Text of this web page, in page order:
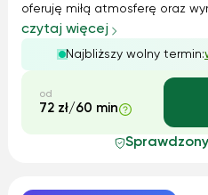
oferuję miłą atmosferę oraz
przekłada się na kontakt z
barierę językową, która często
rozwinąć swoich umiejętno...
czytaj więcej
Najbliższy wolny termin:
od
72 zł/60 min